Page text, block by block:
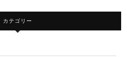
カテゴリー